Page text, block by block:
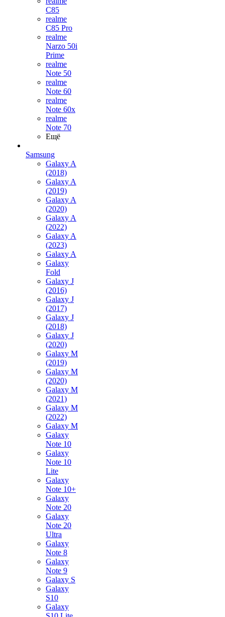
C85
realme
C85 Pro
realme
Narzo 50i
Prime
realme
Note 50
realme
Note 60
realme
Note 60x
realme
Note 70
Ещё
Samsung
Galaxy A
(2018)
Galaxy A
(2019)
Galaxy A
(2020)
Galaxy A
(2022)
Galaxy A
(2023)
Galaxy A
Galaxy
Fold
Galaxy J
(2016)
Galaxy J
(2017)
Galaxy J
(2018)
Galaxy J
(2020)
Galaxy M
(2019)
Galaxy M
(2020)
Galaxy M
(2021)
Galaxy M
(2022)
Galaxy M
Galaxy
Note 10
Galaxy
Note 10
Lite
Galaxy
Note 10+
Galaxy
Note 20
Galaxy
Note 20
Ultra
Galaxy
Note 8
Galaxy
Note 9
Galaxy S
Galaxy
S10
Galaxy